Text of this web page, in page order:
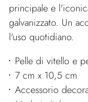
principale e
galvanizzato. Un
l'uso quotidiano.
Pelle di vitello e
7 cm x 10,5 cm
Accessorio